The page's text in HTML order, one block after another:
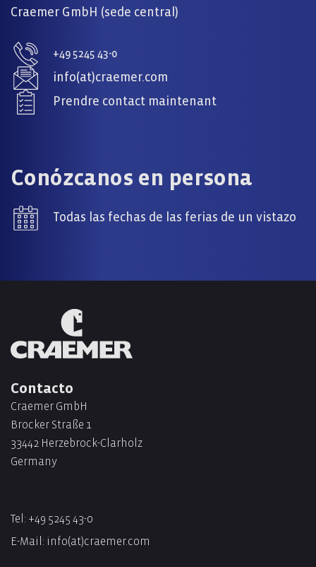
Craemer GmbH (sede central)
+49 5245 43-0
info(at)craemer.com
Prendre contact maintenant
Conózcanos en persona
Todas las fechas de las ferias de un vistazo
Contacto
Craemer GmbH
Brocker Straße 1
33442 Herzebrock-Clarholz
Germany
Tel: +49 5245 43-0
E-Mail: info(at)craemer.com